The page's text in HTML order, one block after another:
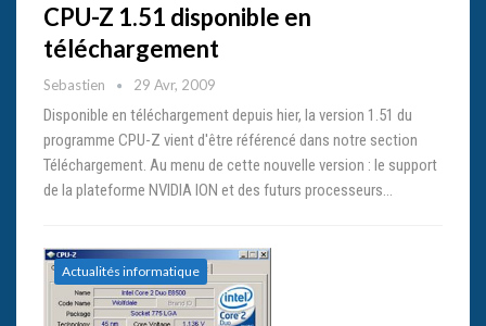
CPU-Z 1.51 disponible en
téléchargement
Sebastien 29 Avr, 2009
Disponible en téléchargement depuis hier, la version 1.51 du
programme CPU-Z vient d'être référencé dans notre section
Téléchargement. Au menu de cette nouvelle version : le support
de la plateforme NVIDIA ION et des futurs processeurs…
Actualités informatique